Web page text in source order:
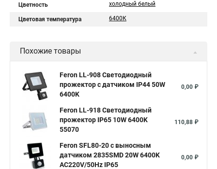
Цветность холодный белый
Цветовая температура 6400К
Похожие товары
Feron LL-908 Светодиодный
прожектор с датчиком IP44 50W
6400K
0,00 ₽
Feron LL-918 Светодиодный
прожектор IP65 10W 6400K
55070
110,88 ₽
Feron SFL80-20 с выносным
датчиком 2835SMD 20W 6400K
AC220V/50Hz IP65
0,00 ₽